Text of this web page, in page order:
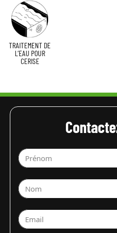
TRAITEMENT DE
L’EAU POUR
CERISE
Prénom
Nom
Email